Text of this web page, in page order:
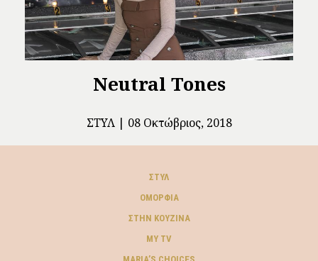
Neutral Tones
ΣΤΥΛ 08 Οκτώβριος, 2018
ΣΤΥΛ
ΟΜΟΡΦΙΆ
ΣΤΗΝ ΚΟΥΖΊΝΑ
MY TV